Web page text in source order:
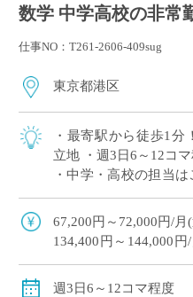
数学 中学高校の非常
仕事NO：T261-2606-409sug
東京都港区
・最寄駅から徒歩1
立地 ・週3日6～12コ
・中学・高校の担当
学校 ・難関大学進学
67,200円～72,000円/
134,400円～144,000
※経験により変動
週3日6～12コマ程度